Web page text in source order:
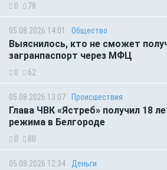
0 78
05.08.2026 14:01 Общество
Выяснилось, кто не сможет
загранпаспорт через МФЦ
0 62
05.08.2026 13:07 Происшествия
Глава ЧВК «Ястреб» получил 18
режима в Белгороде
0 80
05.08.2026 12:34 Деньги